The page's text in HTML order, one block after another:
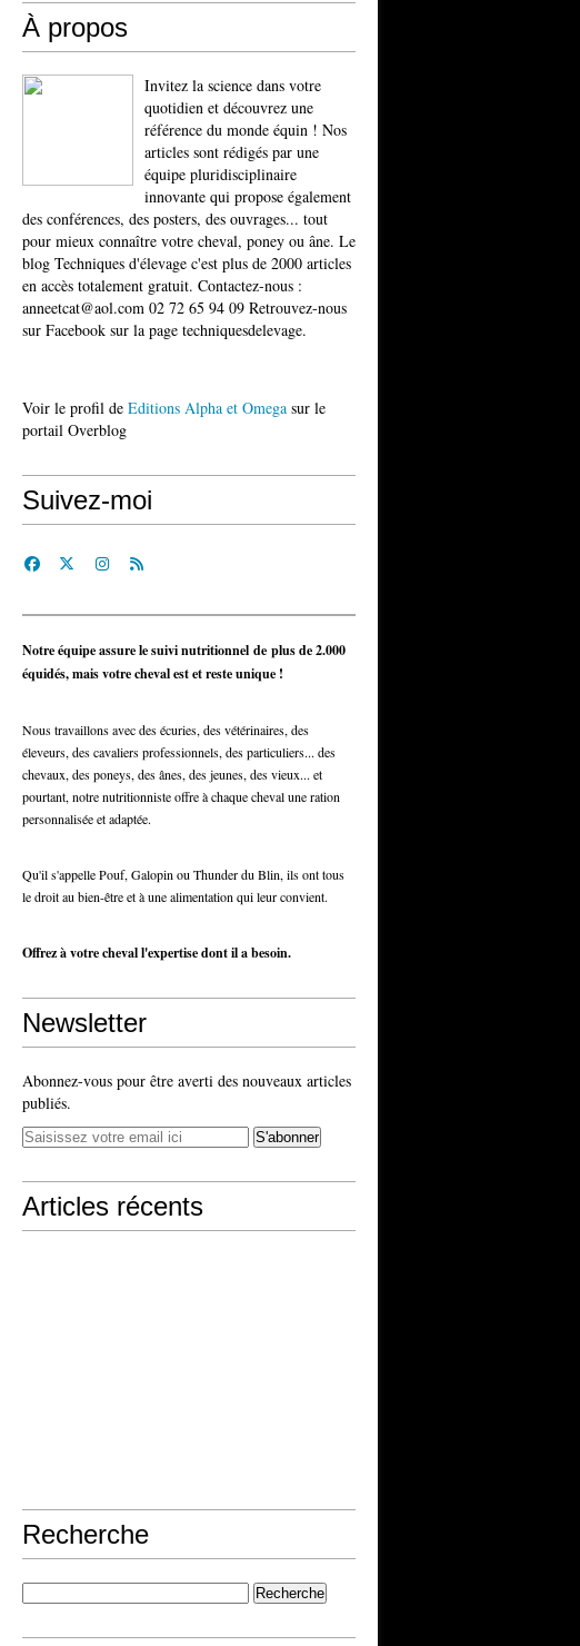
À propos
Invitez la science dans votre
quotidien et découvrez une
référence du monde équin ! Nos
articles sont rédigés par une
équipe pluridisciplinaire
innovante qui propose également
des conférences, des posters, des ouvrages... tout
pour mieux connaître votre cheval, poney ou âne. Le
blog Techniques d'élevage c'est plus de 2000 articles
en accès totalement gratuit. Contactez-nous :
anneetcat@aol.com 02 72 65 94 09 Retrouvez-nous
sur Facebook sur la page techniquesdelevage.
Voir le profil de Editions Alpha et Omega sur le
portail Overblog
Suivez-moi
Notre équipe assure le suivi nutritionnel de plus de 2.000
équidés, mais votre cheval est et reste unique !
Nous travaillons avec des écuries, des vétérinaires, des
éleveurs, des cavaliers professionnels, des particuliers... des
chevaux, des poneys, des ânes, des jeunes, des vieux... et
pourtant, notre nutritionniste offre à chaque cheval une ration
personnalisée et adaptée.
Qu'il s'appelle Pouf, Galopin ou Thunder du Blin, ils ont tous
le droit au bien-être et à une alimentation qui leur convient.
Offrez à votre cheval l'expertise dont il a besoin.
Newsletter
Abonnez-vous pour être averti des nouveaux articles
publiés.
Articles récents
Recherche